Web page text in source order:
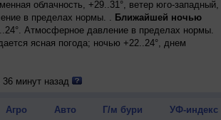
облачность, +29..31°, ветер юго-западный,
в пределах нормы. . Ближайшей ночью
Атмосферное давление в пределах нормы.
ясная погода; ночью +22..24°, днем
минут назад
Агро Авто Г/м бури УФ-индекс